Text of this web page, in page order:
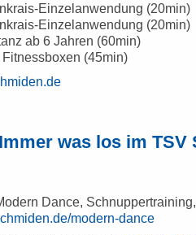
Einzelanwendung (20min)
Einzelanwendung (20min)
ab 6 Jahren (60min)
(45min)
was los im TSV
Dance,
modern-dance